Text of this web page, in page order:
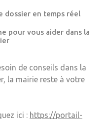
dossier en temps réel
pour vous aider dans la
de conseils dans la
la mairie reste à votre
ici : https://portail-